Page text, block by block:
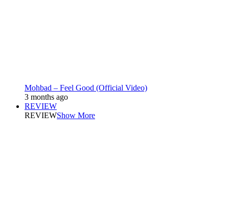
Mohbad – Feel Good (Official Video)
3 months ago
REVIEW
REVIEWShow More